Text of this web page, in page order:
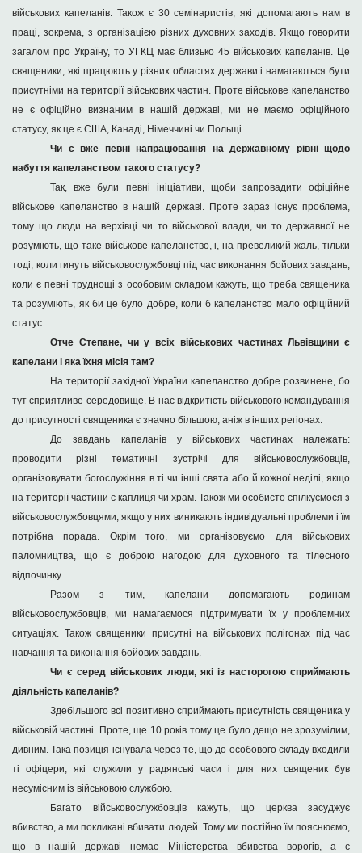
військових капеланів. Також є 30 семінаристів, які допомагають нам в
праці, зокрема, з організацією різних духовних заходів. Якщо говорити
загалом про Україну, то УГКЦ має близько 45 військових капеланів. Це
священики, які працюють у різних областях держави і намагаються бути
присутніми на території військових частин. Проте військове капеланство
не є офіційно визнаним в нашій державі, ми не маємо офіційного
статусу, як це є США, Канаді, Німеччині чи Польщі.
Чи є вже певні напрацювання на державному рівні щодо
набуття капеланством такого статусу?
Так, вже були певні ініціативи, щоби запровадити офіційне
військове капеланство в нашій державі. Проте зараз існує проблема,
тому що люди на верхівці чи то військової влади, чи то державної не
розуміють, що таке військове капеланство, і, на превеликий жаль, тільки
тоді, коли гинуть військовослужбовці під час виконання бойових завдань,
коли є певні труднощі з особовим складом кажуть, що треба священика
та розуміють, як би це було добре, коли б капеланство мало офіційний
статус.
Отче Степане, чи у всіх військових частинах Львівщини є
капелани і яка їхня місія там?
На території західної України капеланство добре розвинене, бо
тут сприятливе середовище. В нас відкритість військового командування
до присутності священика є значно більшою, аніж в інших регіонах.
До завдань капеланів у військових частинах належать:
проводити різні тематичні зустрічі для військовослужбовців,
організовувати богослужіння в ті чи інші свята або й кожної неділі, якщо
на території частини є каплиця чи храм. Також ми особисто спілкуємося з
військовослужбовцями, якщо у них виникають індивідуальні проблеми і їм
потрібна порада. Окрім того, ми організовуємо для військових
паломництва, що є доброю нагодою для духовного та тілесного
відпочинку.
Разом з тим, капелани допомагають родинам
військовослужбовців, ми намагаємося підтримувати їх у проблемних
ситуаціях. Також священики присутні на військових полігонах під час
навчання та виконання бойових завдань.
Чи є серед військових люди, які із насторогою сприймають
діяльність капеланів?
Здебільшого всі позитивно сприймають присутність священика у
військовій частині. Проте, ще 10 років тому це було дещо не зрозумілим,
дивним. Така позиція існувала через те, що до особового складу входили
ті офіцери, які служили у радянські часи і для них священик був
несумісним із військовою службою.
Багато військовослужбовців кажуть, що церква засуджує
вбивство, а ми покликані вбивати людей. Тому ми постійно їм пояснюємо,
що в нашій державі немає Міністерства вбивства ворогів, а є